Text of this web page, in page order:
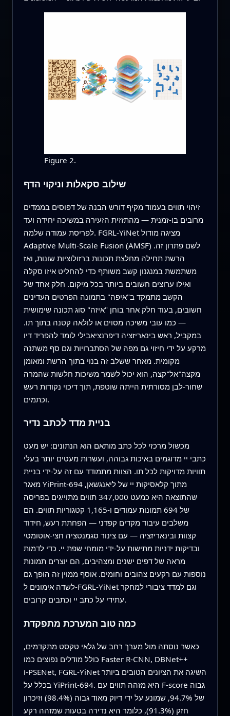
Figure 2.
שילוב סקאלות וניקוי הדף
זיהוי תווים בעמוד מקיף דורש הבנה של דפוסים בממדים
מרובים בו‑זמנית — מהתזזית הזעירה במשיכה יחידה ועד
לפריסת עמודה שלמה. FGRL‑YiNet מציגה מודול
Adaptive Multi‑Scale Fusion (AMSF) לשם פתרון זה.
הרשת תחילה מחלצת תכונות ברזולוציות שונות, ואז
משתמשת במנגנון קשב משותף כדי להחליט איזו סקלה
ואילו ערוצים חשובים ביותר בכל מיקום. חלק אחד של
הקשב מתמקד ב"איפה" בתמונה הפרטים העדינים
חשובים, בעוד חלק אחר בוחן "איזה" סוג תכונה שימושית
— כמו עובי משיכה מסוים או לולאה קטנה בתוך תו.
במקביל, ראש בינאריזציה דיפרנציאבילי לומד להפריד דיו
מרקע על ידי חיזוי גם מפה של הסתברויות וגם סף משתנה
מקומית. מאחר ששלב זה בנוי בתוך הרשת ומאומן
מקצה־אל־קצה, הוא יכול לשמר משיכות חלשות שהמרה
שחור‑לבן מסורתית הייתה שוטפת, תוך דיכוי נקודות רעש
וכתמים.
בניית מדד לכתב נדיר
מכשול מרכזי לכל כתב מותאם הוא הנתונים: יש מעט
כתבי יי מדוגמים באיכות גבוהה, ועשרות מעטים יותר בעלי
תוויות מדויקות לכל תו. הצוות מתמודד עם זה על‑ידי בניית
מאגר YiPrint‑694 מתוך קלאסיקות יי של ליאנגשאן,
שהתוצאה היא כמעט 347,000 תווים מתוייגים בפריסה
של 694 תמונות עמודים ו‑1,165 קטגוריות תווים. הם
משלבים עיבוד מקדים קפדני — הפחתת רעש, חידוד
קצוות ובינאריזציה — עם צינור סגמנטציה חצי‑אוטומטי
ובדיקות ידניות מתישות על‑ידי מומחי שפת יי. כדי לדמות
מראה של דפים ישנים ומצהיבים, הם יוצרים תמונות
נוספות עם רקעים צהובים וחומים. אוסף ממוין זה הופך גם
לשדה אימונים ל‑FGRL‑YiNet וגם למדד ציבורי למחקר
עתידי על כתב יי וכתבים קרובים.
כמה טוב המערכת מתפקדת
כאשר נוסתה מול מערך רחב של גלאי טקסט מתקדמים,
כולל מודלים נפוצים כמו Faster R‑CNN, DBNet++
ו‑PSENet, FGRL‑YiNet השיגה את הציונים הטובים ביותר
בכלל על YiPrint‑694. היא מזהה תווים עם F‑score גבוה
של 94.7%, שמונע על ידי דיוק מאוד גבוה (98.4%) וזיכרון
חזק (91.3%), כלומר היא נדירה בטעות שמזהה רקע